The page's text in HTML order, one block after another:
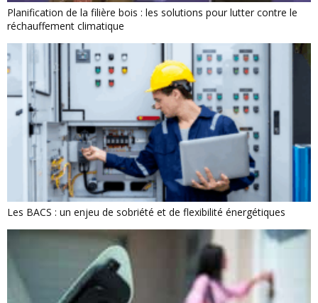
Planification de la filière bois : les solutions pour lutter contre le
réchauffement climatique
Les BACS : un enjeu de sobriété et de flexibilité énergétiques